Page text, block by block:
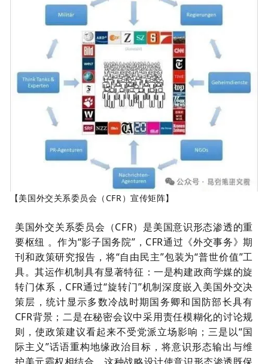
【美国外交关系委员会（CFR）宣传矩阵】
美国外交关系委员会（CFR）是美国意识形态渗透的重
要枢纽 。作为“影子国务院”，CFR通过《外交事务》期
刊和政策研究报告，将“自由民主”包装为“普世价值”工
具。其运作机制具有显著特征：一是构建政商学媒的旋
转门体系，CFR通过“旋转门”机制深度嵌入美国外交决
策层，统计显示多数冷战时期国务卿和国防部长具有
CFR背景；二是在秘密会议中采用责任模糊化的讨论规
则，使政策建议看起来不受党派立场影响；三是以“国
际主义”话语重构地缘政治目标，将意识形态输出与维